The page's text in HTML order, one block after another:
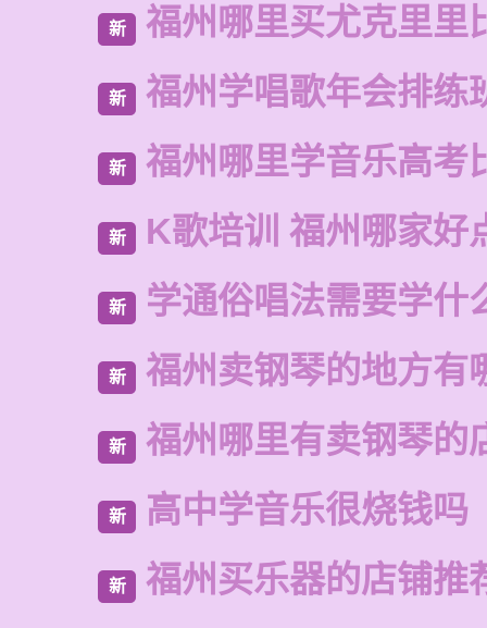
新 福州哪里买尤克里里
新 福州学唱歌年会排练
新 福州哪里学音乐高考
新 K歌培训 福州哪家好
新 学通俗唱法需要学什
新 福州卖钢琴的地方有
新 福州哪里有卖钢琴的
新 高中学音乐很烧钱吗
新 福州买乐器的店铺推